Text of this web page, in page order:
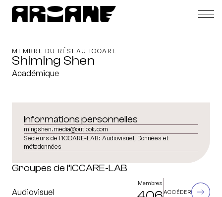
MEMBRE DU RÉSEAU ICCARE
Shiming Shen
Académique
Informations personnelles
mingshen.media@outlook.com
Secteurs de l'ICCARE-LAB: Audiovisuel, Données et
métadonnées
Groupes de l’ICCARE-LAB
Audiovisuel
Membres
ACCÉDER